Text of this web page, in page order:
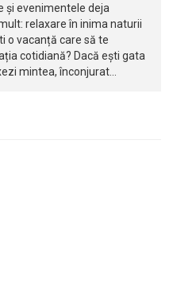
și evenimentele deja
relaxare în inima naturii
o vacanță care să te
cotidiană? Dacă ești gata
mintea, înconjurat…